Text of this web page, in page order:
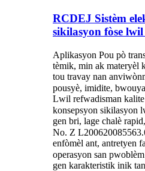
RCDEJ Sistèm
sikilasyon fòse
Aplikasyon Pou pò
tèmik, min ak materyèl
tou travay nan
pousyè, imidite,
Lwil refwadisman
konsepsyon sikilasyon
gen bri, lage chalè
No. Z
enfòmèl ant, antretyen
operasyon san
gen karakteristik inik